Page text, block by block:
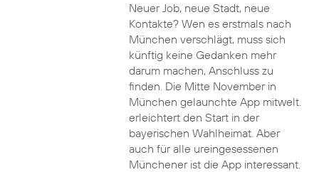
Neuer Job, neue Stadt, neue
Kontakte? Wen es erstmals nach
München verschlägt, muss sich
künftig keine Gedanken mehr
darum machen, Anschluss zu
finden. Die Mitte November in
München gelaunchte App mitwelt.
erleichtert den Start in der
bayerischen Wahlheimat. Aber
auch für alle ureingesessenen
Münchener ist die App interessant.